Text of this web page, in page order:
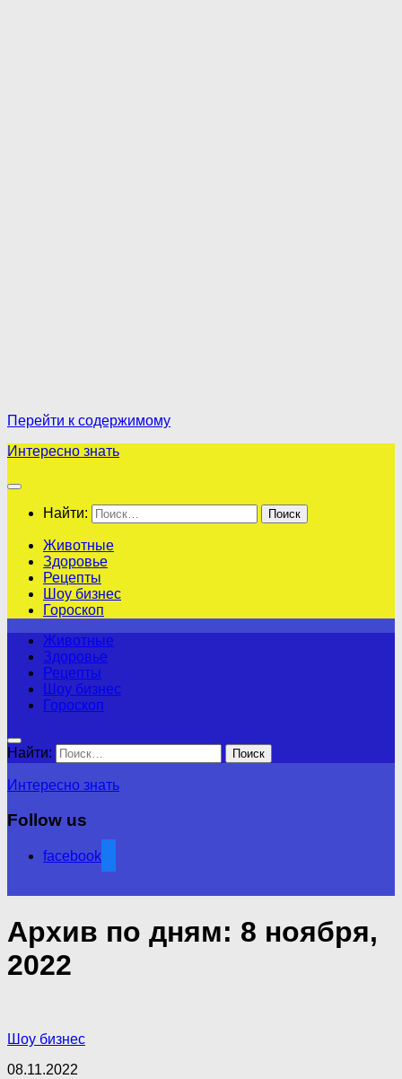
Перейти к содержимому
Интересно знать
Найти:
Животные
Здоровье
Рецепты
Шоу бизнес
Гороскоп
Животные
Здоровье
Рецепты
Шоу бизнес
Гороскоп
Найти:
Интересно знать
Follow us
facebook
Архив по дням: 8 ноября,
2022
Шоу бизнес
08.11.2022